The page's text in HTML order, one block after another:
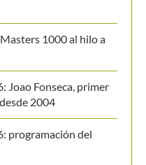
1000 al hilo a
Joao Fonseca, primer
2004
programación del